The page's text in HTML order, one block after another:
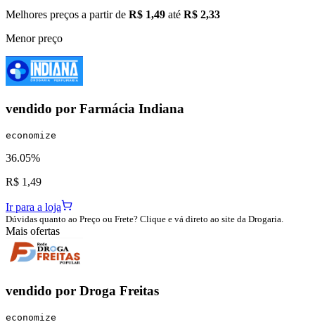
Melhores preços a partir de R$ 1,49 até R$ 2,33
Menor preço
vendido por Farmácia Indiana
economize
36.05%
R$ 1,49
Ir para a loja
Dúvidas quanto ao Preço ou Frete? Clique e vá direto ao site da Drogaria.
Mais ofertas
vendido por Droga Freitas
economize